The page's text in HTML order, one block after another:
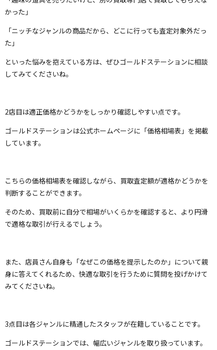
かった」
「ニッチなジャンルの商品だから、どこに行っても査定対象外だっ
た」
といった悩みを抱えている方は、ぜひゴールドステーションに相談
してみてくださいね。
2店目は適正価格かどうかをしっかり確認しやすい点です。
ゴールドステーションは公式ホームページに「価格相場表」を掲載
しています。
こちらの価格相場表を確認しながら、買取査定額が適格かどうかを
判断することができます。
そのため、買取前に自分で相場がいくらかを確認すると、より円滑
で適格な取引が行えるでしょう。
また、店員さん自身も「なぜこの価格を提示したのか」について親
身に答えてくれるため、快適な取引を行うために質問を投げかけて
みてくださいね。
3点目は各ジャンルに精通したスタッフが在籍していることです。
ゴールドステーションでは、幅広いジャンルを取り扱っています。